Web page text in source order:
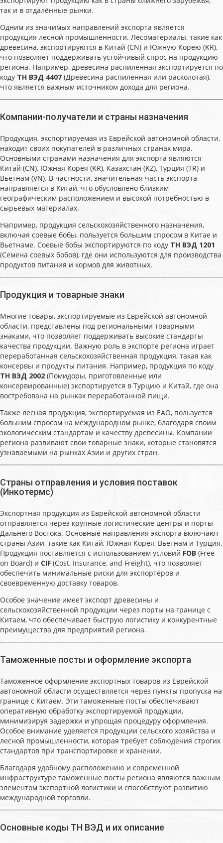
так и в отдалённые рынки.
Одним из значимых направлений экспорта является
продукция лесной промышленности. Лесоматериалы, такие как
древесина, экспортируются в Китай (CN) и Южную Корею (KR),
что позволяет поддерживать устойчивый спрос на продукцию
региона. Например, древесина распиленная экспортируется по
коду ТН ВЭД 4407 (Древесина распиленная или расколотая),
что является важным источником дохода для региона.
Компании-получатели и страны назначения
Продукция, экспортируемая из Еврейской автономной области,
находит своих покупателей в различных странах мира.
Основными странами назначения для экспорта являются
Китай (CN), Южная Корея (KR), Казахстан (KZ), Турция (TR) и
Вьетнам (VN). В частности, значительная часть экспорта
направляется в Китай, что обусловлено близким
географическим расположением и высокой потребностью в
сырьевых материалах.
Например, продукция сельскохозяйственного назначения,
включая соевые бобы, пользуется большим спросом в Китае и
Вьетнаме. Соевые бобы экспортируются по коду ТН ВЭД 1201
(Семена соевых бобов), где они используются для производства
продуктов питания и кормов для животных.
Продукция и товарные знаки
Многие товары, экспортируемые из Еврейской автономной
области, представлены под региональными товарными
знаками, что позволяет поддерживать высокие стандарты
качества продукции. Важную роль в экспорте региона играет
переработанная сельскохозяйственная продукция, такая как
консервы и продукты питания. Например, продукция по коду
ТН ВЭД 2002 (Помидоры, приготовленные или
консервированные) экспортируется в Турцию и Китай, где она
востребована на рынках переработанной пищи.
Также лесная продукция, экспортируемая из ЕАО, пользуется
большим спросом на международном рынке, благодаря своим
экологическим стандартам и качеству древесины. Компании
региона развивают свои товарные знаки, которые становятся
узнаваемыми на рынках Азии и других стран.
Страны отправления и условия поставок
(Инкотермс)
Экспортная продукция из Еврейской автономной области
отправляется через крупные логистические центры и порты
Дальнего Востока. Основные направления экспорта включают
страны Азии, такие как Китай, Южная Корея, Вьетнам и Турция.
Продукция поставляется с использованием условий FOB (Free
on Board) и CIF (Cost, Insurance, and Freight), что позволяет
обеспечить минимальные риски для экспортёров и
своевременную доставку товаров.
Особое значение имеет экспорт древесины и
сельскохозяйственной продукции через порты на границе с
Китаем, что обеспечивает быструю логистику и конкурентные
преимущества для предприятий региона.
Таможенные посты и оформление экспорта
Таможенное оформление экспортных товаров из Еврейской
автономной области осуществляется через пункты пропуска на
границе с Китаем. Эти таможенные посты обеспечивают
оперативную обработку экспортируемой продукции,
минимизируя задержки и упрощая процедуру оформления.
Особое внимание уделяется продукции сельского хозяйства и
лесной промышленности, которая требует соблюдения строгих
стандартов при транспортировке и хранении.
Благодаря удобному расположению и современной
инфраструктуре таможенные посты региона являются важным
элементом экспортной логистики и способствуют развитию
международной торговли.
Основные коды ТН ВЭД и их описание